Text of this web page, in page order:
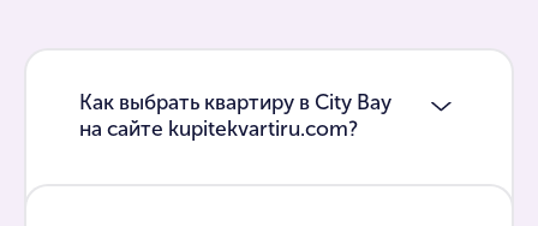
Как выбрать квартиру в City Bay
на сайте kupitekvartiru.com?